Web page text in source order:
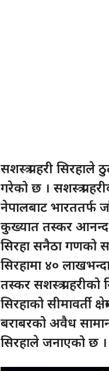
सशस्त्र प्रहरी सिरहाले
गरेको छ । सशस्त्र
नेपालबाट भारततर्फ
कुख्यात तस्कर आनन्द
सिरहा सनैठा गणको
सिरहामा ४०
तस्कर सशस्त्र प्रहरीको
सिरहाको सीमावर्ती
बराबरको अवैध सामान
सिरहाले जनाएको छ ।